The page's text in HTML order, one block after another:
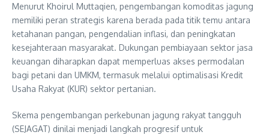
Menurut Khoirul Muttaqien, pengembangan komoditas jagung
memiliki peran strategis karena berada pada titik temu antara
ketahanan pangan, pengendalian inflasi, dan peningkatan
kesejahteraan masyarakat. Dukungan pembiayaan sektor jasa
keuangan diharapkan dapat memperluas akses permodalan
bagi petani dan UMKM, termasuk melalui optimalisasi Kredit
Usaha Rakyat (KUR) sektor pertanian.
Skema pengembangan perkebunan jagung rakyat tangguh
(SEJAGAT) dinilai menjadi langkah progresif untuk